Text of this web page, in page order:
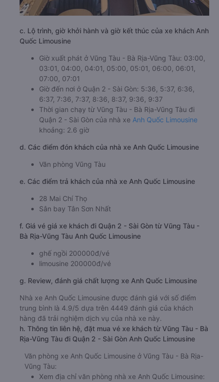
c. Lộ trình, giờ khởi hành và giờ kết thúc của xe khách Anh
Quốc Limousine
Giờ xuất phát ở Vũng Tàu - Bà Rịa-Vũng Tàu: 03:00,
03:01, 04:00, 04:01, 05:00, 05:01, 06:00, 06:01,
07:00, 07:01
Giờ đến nơi ở Quận 2 - Sài Gòn: 5:36, 5:37, 6:36,
6:37, 7:36, 7:37, 8:36, 8:37, 9:36, 9:37
Thời gian chạy từ Vũng Tàu - Bà Rịa-Vũng Tàu đi
Quận 2 - Sài Gòn của nhà xe Anh Quốc Limousine
khoảng: 2.6 giờ
d. Các điểm đón khách của nhà xe Anh Quốc Limousine
Văn phòng Vũng Tàu
e. Các điểm trả khách của nhà xe Anh Quốc Limousine
28 Mai Chí Thọ
Sân bay Tân Sơn Nhất
f. Giá vé giá xe khách đi Quận 2 - Sài Gòn từ Vũng Tàu -
Bà Rịa-Vũng Tàu Anh Quốc Limousine
ghế ngồi 200000đ/vé
limousine 200000đ/vé
g. Review, đánh giá chất lượng xe Anh Quốc Limousine
Nhà xe Anh Quốc Limousine được đánh giá với số điểm
trung bình là 4.9/5 dựa trên 4449 đánh giá của khách
hàng đã trải nghiệm dịch vụ của nhà xe này.
h. Thông tin liên hệ, đặt mua vé xe khách từ Vũng Tàu - Bà
Rịa-Vũng Tàu đi Quận 2 - Sài Gòn Anh Quốc Limousine
Văn phòng xe Anh Quốc Limousine ở Vũng Tàu - Bà Rịa-
Vũng Tàu:
Xem địa chỉ văn phòng nhà xe Anh Quốc Limousine: